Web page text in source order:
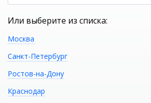
Или выберите из списка:
Москва
Санкт-Петербург
Ростов-на-Дону
Краснодар